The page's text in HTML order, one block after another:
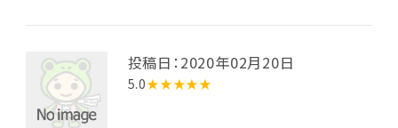
投稿日：2020年02月20日
5.0★★★★★